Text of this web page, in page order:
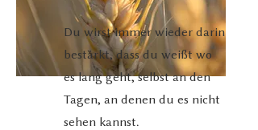
Du wirst immer wieder darin
bestärkt, dass du weißt wo
es lang geht, selbst an den
Tagen, an denen du es nicht
sehen kannst.